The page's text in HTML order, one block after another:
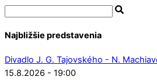
Najbližšie predstavenia
Divadlo J. G. Tajovského - N.
15.8.2026 - 19:00